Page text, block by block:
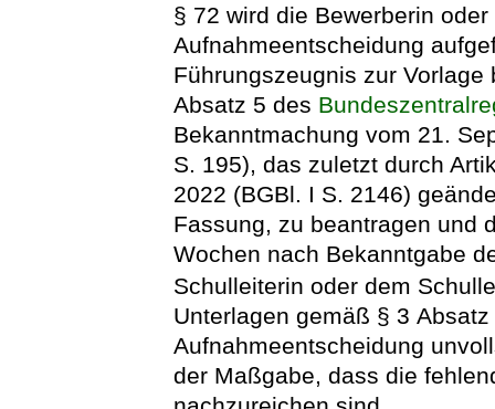
§ 72 wird die Bewerberin
Aufnahmeentscheidung
Führungszeugnis zur
Absatz 5 des
Bekanntmachung vom 21.
S. 195), das zuletzt durch
2022 (BGBl. I S. 2146)
Fassung, zu beantragen und
Wochen nach Bekanntgabe
Schulleiterin oder dem
Unterlagen gemäß § 3
Aufnahmeentscheidung
der Maßgabe, dass die